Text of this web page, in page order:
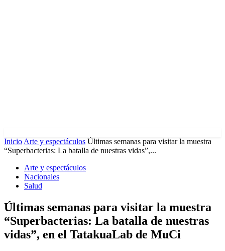
Inicio Arte y espectáculos Últimas semanas para visitar la muestra
“Superbacterias: La batalla de nuestras vidas”,...
Arte y espectáculos
Nacionales
Salud
Últimas semanas para visitar la muestra
“Superbacterias: La batalla de nuestras
vidas”, en el TatakuaLab de MuCi